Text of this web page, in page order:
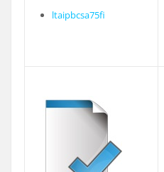
ltaipbcsa75fi